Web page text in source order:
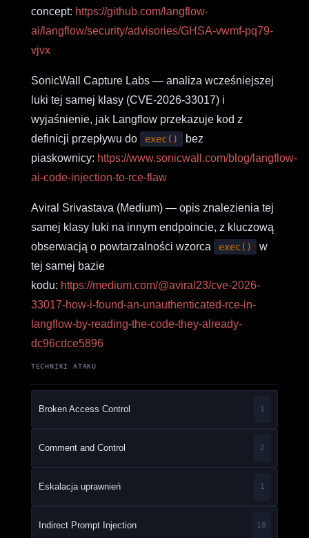
concept: https://github.com/langflow-
ai/langflow/security/advisories/GHSA-vwmf-pq79-
vjvx
SonicWall Capture Labs — analiza wcześniejszej
luki tej samej klasy (CVE-2026-33017) i
wyjaśnienie, jak Langflow przekazuje kod z
definicji przepływu do
exec()
bez
piaskownicy: https://www.sonicwall.com/blog/langflow-
ai-code-injection-to-rce-flaw
Aviral Srivastava (Medium) — opis znalezienia tej
samej klasy luki na innym endpoincie, z kluczową
obserwacją o powtarzalności wzorca
exec()
w
tej samej bazie
kodu: https://medium.com/@aviral23/cve-2026-
33017-how-i-found-an-unauthenticated-rce-in-
langflow-by-reading-the-code-they-already-
dc96cdce5896
TECHNIKI ATAKU
Broken Access Control 1
Comment and Control 2
Eskalacja uprawnień 1
Indirect Prompt Injection 18